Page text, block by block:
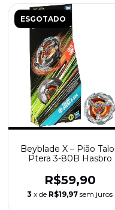
ESGOTADO
Beyblade X – Pião
Ptera 3-80B Hasbro
R$59,90
3 x de R$19,97 sem juros